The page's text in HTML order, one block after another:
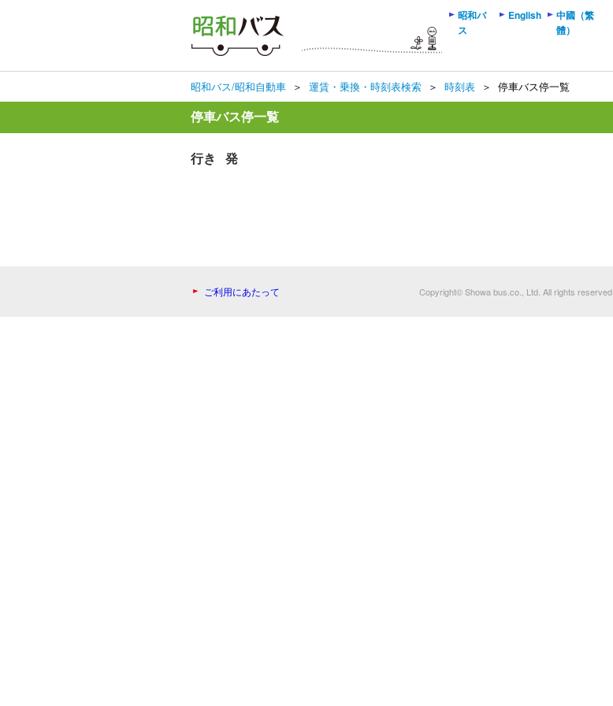
昭和バス/昭和自動車 ＞ 運賃・乗換・時刻表検索 ＞ 時刻表 ＞ 停車バス停一覧
停車バス停一覧
行き 発
昭和バ
ス
English
中國（繁
體）
ご利用にあたって Copyright© Showa bus.co., Ltd. All rights reserved.